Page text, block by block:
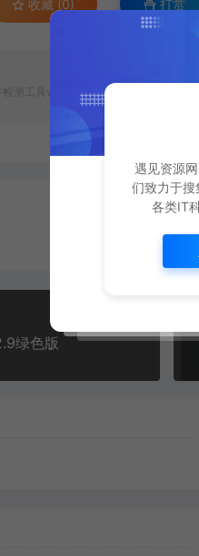
收藏 (0) 打赏
测工具v8.41.5910绿色版
绿色版
遇见资源
们致力于搜
各类IT